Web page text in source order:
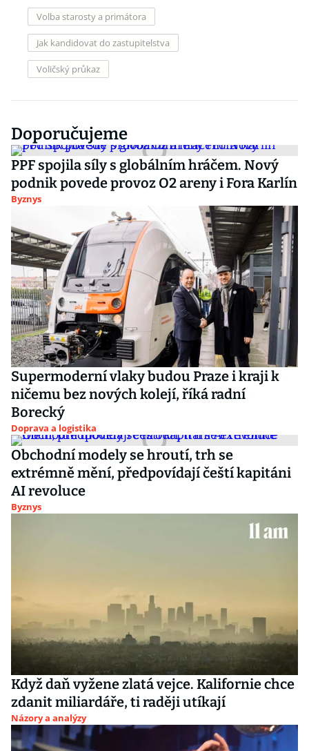
Volba starosty a primátora
Jak kandidovat do zastupitelstva
Voličský průkaz
Doporučujeme
PPF spojila síly s globálním hráčem. Nový
podnik povede provoz O2 areny i Fora Karlín
Byznys
Supermoderní vlaky budou Praze i kraji k
ničemu bez nových kolejí, říká radní
Borecký
Doprava a logistika
Obchodní modely se hroutí, trh se
extrémně mění, předpovídají čeští kapitáni
AI revoluce
Byznys
Když daň vyžene zlatá vejce. Kalifornie chce
zdanit miliardáře, ti raději utíkají
Názory a analýzy